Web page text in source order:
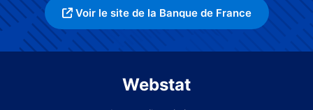
Voir le site de la Banque de France
Webstat